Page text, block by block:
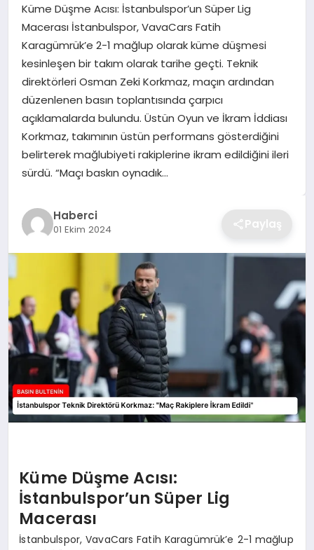
SPOR
TEKNOLOJI
YAŞAM
GÜNDEM
Küme Düşme Acısı: İstanbulspor’un Süper Lig
Macerası İstanbulspor, VavaCars Fatih
Karagümrük’e 2-1 mağlup olarak küme düşmesi
kesinleşen bir takım olarak tarihe geçti. Teknik
direktörleri Osman Zeki Korkmaz, maçın ardından
düzenlenen basın toplantısında çarpıcı
açıklamalarda bulundu. Üstün Oyun ve İkram İddiası
Korkmaz, takımının üstün performans gösterdiğini
belirterek mağlubiyeti rakiplerine ikram edildiğini ileri
sürdü. “Maçı baskın oynadık…
Haberci
01 Ekim 2024 Paylaş
Küme Düşme Acısı:
İstanbulspor’un Süper Lig
Macerası
İstanbulspor, VavaCars Fatih Karagümrük’e 2-1 mağlup